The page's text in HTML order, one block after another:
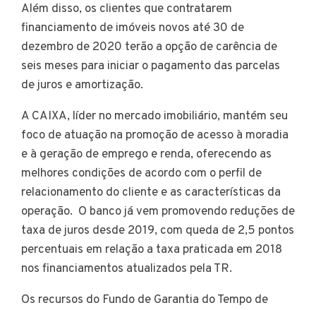
Além disso, os clientes que contratarem
financiamento de imóveis novos até 30 de
dezembro de 2020 terão a opção de carência de
seis meses para iniciar o pagamento das parcelas
de juros e amortização.
A CAIXA, líder no mercado imobiliário, mantém seu
foco de atuação na promoção de acesso à moradia
e à geração de emprego e renda, oferecendo as
melhores condições de acordo com o perfil de
relacionamento do cliente e as características da
operação. O banco já vem promovendo reduções de
taxa de juros desde 2019, com queda de 2,5 pontos
percentuais em relação a taxa praticada em 2018
nos financiamentos atualizados pela TR.
Os recursos do Fundo de Garantia do Tempo de